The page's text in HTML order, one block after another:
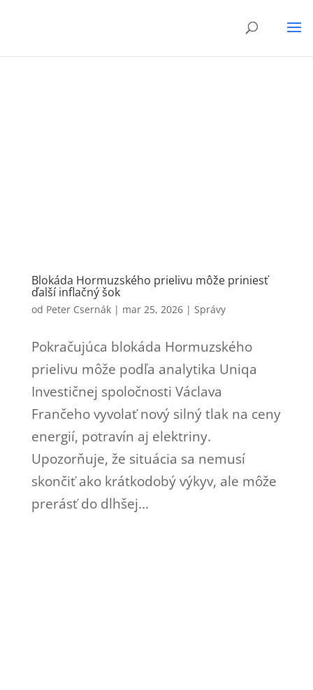
Blokáda Hormuzského prielivu môže priniesť
ďalší inflačný šok
od Peter Csernák| mar 25, 2026| Správy
Pokračujúca blokáda Hormuzského
prielivu môže podľa analytika Uniqa
Investičnej spoločnosti Václava
Frančeho vyvolať nový silný tlak na ceny
energií, potravín aj elektriny.
Upozorňuje, že situácia sa nemusí
skončiť ako krátkodobý výkyv, ale môže
prerásť do dlhšej...